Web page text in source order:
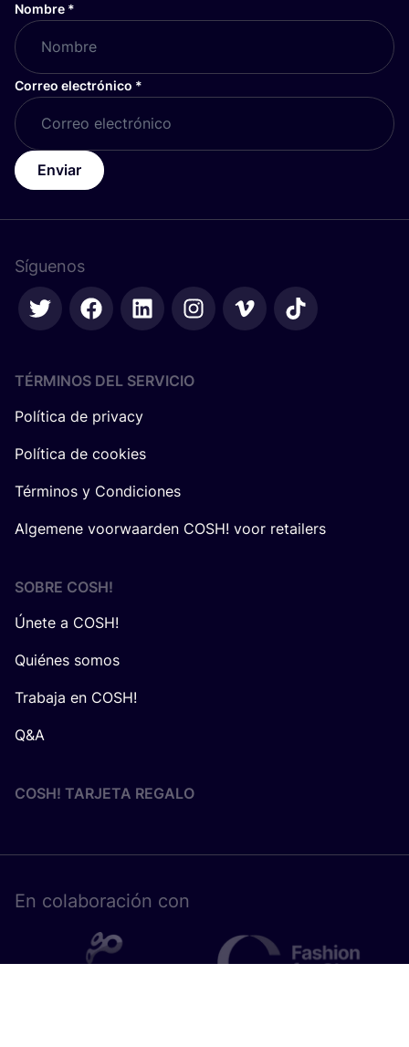
Nombre *
Correo electrónico *
Enviar
Síguenos
TÉRMINOS DEL SERVICIO
Política de privacy
Política de cookies
Términos y Condiciones
Algemene voorwaarden COSH! voor retailers
SOBRE COSH!
Únete a COSH!
Quiénes somos
Trabaja en COSH!
Q&A
COSH! TARJETA REGALO
En cola­bo­ra­ción con